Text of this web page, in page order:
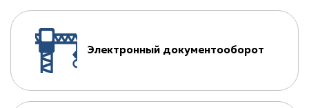
Электронный документооборот